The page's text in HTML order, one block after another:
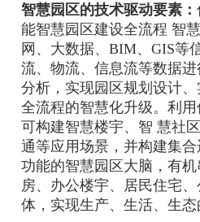
智慧园区的技术驱动要素：
能智慧园区建设全流程 智
网、大数据、BIM、GIS等
流、物流、信息流等数据
分析，实现园区规划设计
全流程的智慧化升级。利
可构建智慧楼宇、智 慧社
通等应用场景，并构建集
功能的智慧园区大脑，有
房、办公楼宇、居民住宅
体，实现生产、生活、生态